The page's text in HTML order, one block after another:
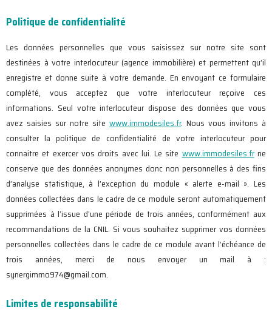
Politique de confidentialité
Les données personnelles que vous saisissez sur notre site sont
destinées à votre interlocuteur (agence immobilière) et permettent qu’il
enregistre et donne suite à votre demande. En envoyant ce formulaire
complété, vous acceptez que votre interlocuteur reçoive ces
informations. Seul votre interlocuteur dispose des données que vous
avez saisies sur notre site www.immodesiles.fr. Nous vous invitons à
consulter la politique de confidentialité de votre interlocuteur pour
connaitre et exercer vos droits avec lui. Le site www.immodesiles.frne
conserve que des données anonymes donc non personnelles à des fins
d’analyse statistique, à l’exception du module « alerte e-mail ». Les
données collectées dans le cadre de ce module seront automatiquement
supprimées à l’issue d’une période de trois années, conformément aux
recommandations de la CNIL. Si vous souhaitez supprimer vos données
personnelles collectées dans le cadre de ce module avant l’échéance de
trois années, merci de nous envoyer un mail à :
synergimmo974@gmail.com.
Limites de responsabilité